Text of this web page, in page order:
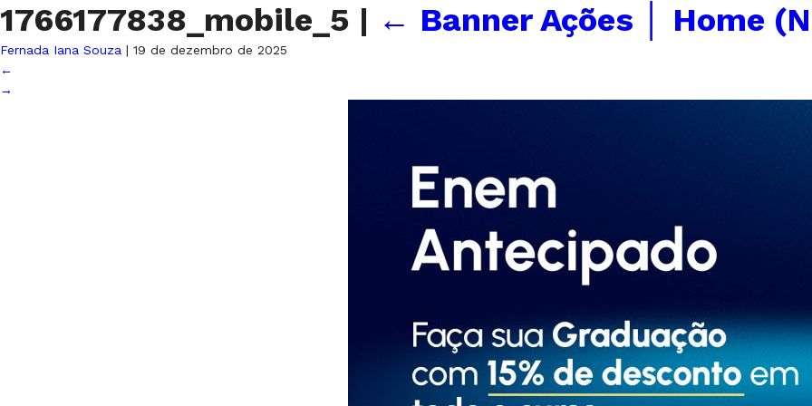
1766177838_mobile_5 | ← Banner Ações │ Home
Fernada Iana Souza | 19 de dezembro de 2025
←
→